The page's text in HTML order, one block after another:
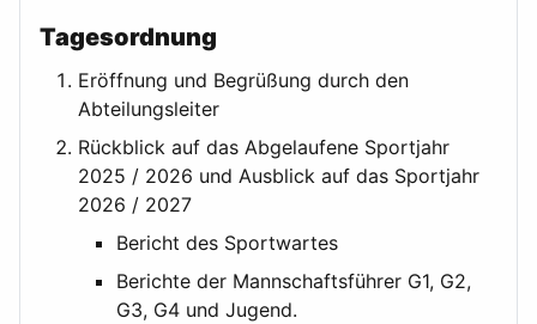
Tagesordnung
Eröffnung und Begrüßung durch den
Abteilungsleiter
Rückblick auf das Abgelaufene Sportjahr
2025 / 2026 und Ausblick auf das Sportjahr
2026 / 2027
Bericht des Sportwartes
Berichte der Mannschaftsführer G1, G2,
G3, G4 und Jugend.